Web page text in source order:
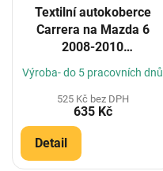
Textilní autokoberce
Carrera na Mazda 6
2008-2010
Výroba- do 5 pracovních dnů
525 Kč bez DPH
635 Kč
Detail